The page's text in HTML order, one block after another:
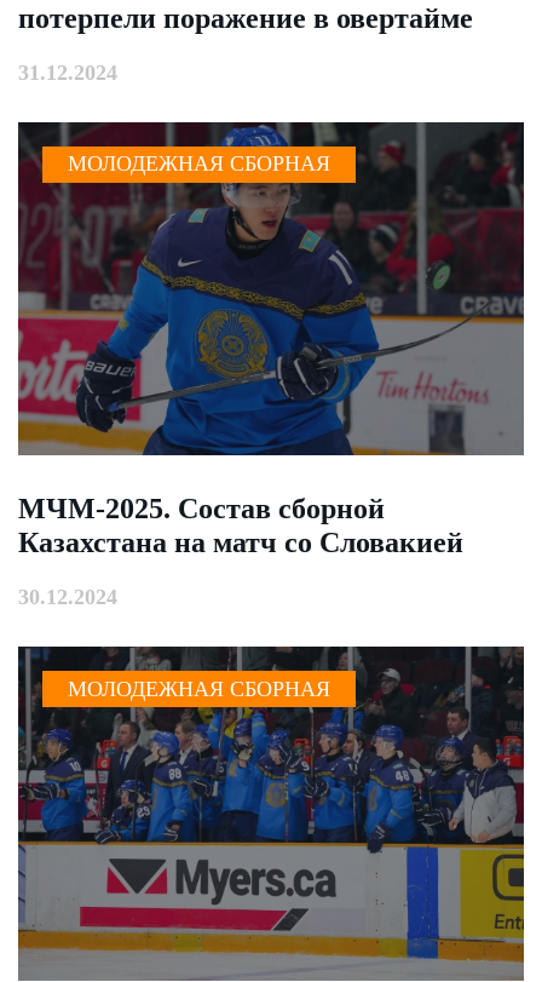
потерпели поражение в овертайме
31.12.2024
МОЛОДЕЖНАЯ СБОРНАЯ
МЧМ-2025. Состав сборной
Казахстана на матч со Словакией
30.12.2024
МОЛОДЕЖНАЯ СБОРНАЯ